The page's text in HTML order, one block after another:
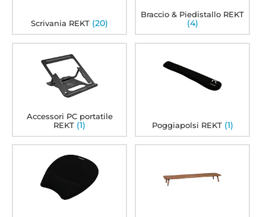
Scrivania REKT (20)
Braccio & Piedistallo REKT
(4)
Accessori PC portatile
REKT (1) Poggiapolsi REKT (1)